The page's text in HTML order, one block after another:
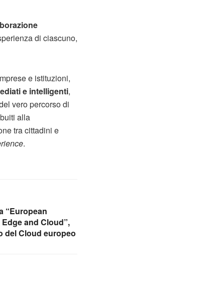
di ciascuno,
e istituzioni,
e intelligenti,
vero percorso di
alla
tra cittadini e
.
“European
and Cloud”,
del Cloud europeo